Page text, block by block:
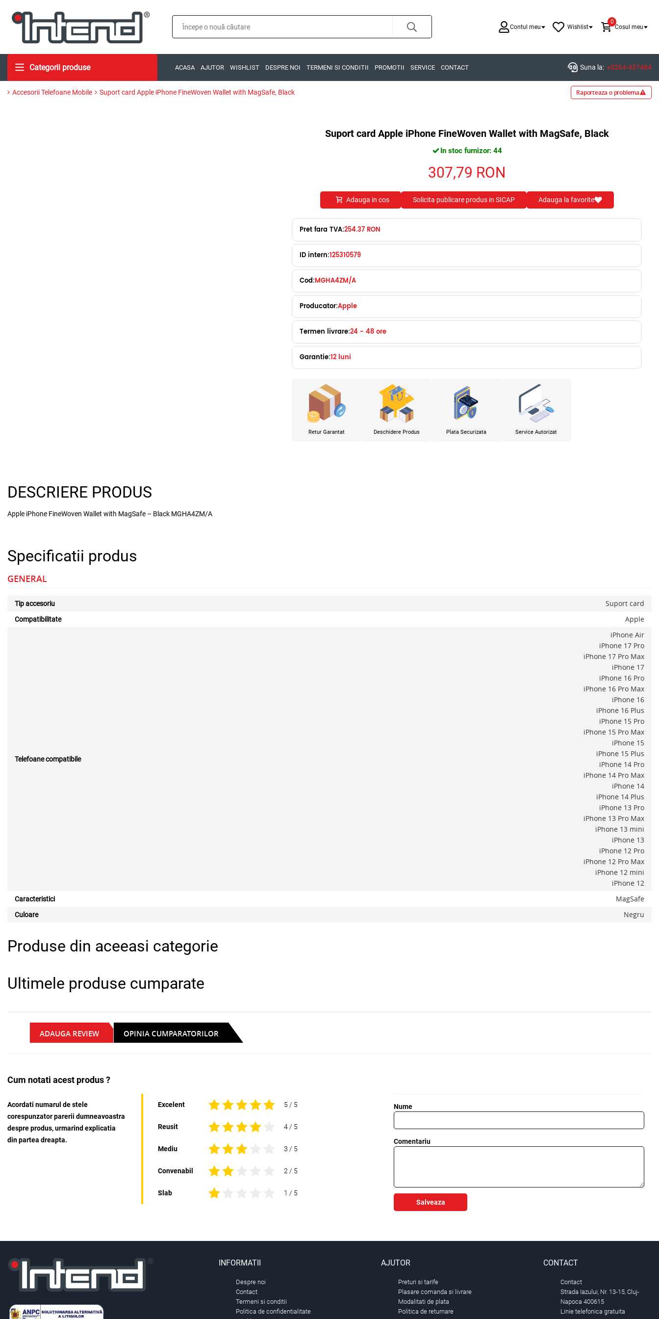
Contul meu Wishlist
0
Cosul meu
Categorii produse ACASA AJUTOR WISHLIST DESPRE NOI TERMENI SI CONDITII PROMOTII SERVICE CONTACT Suna la: +0264-437484
Accesorii Telefoane Mobile Suport card Apple iPhone FineWoven Wallet with MagSafe, Black Raporteaza o problema
Suport card Apple iPhone FineWoven Wallet with MagSafe, Black
In stoc furnizor: 44
307,79 RON
Adauga in cos Solicita publicare produs in SICAP Adauga la favorite
Pret fara TVA:254.37 RON
ID intern:125310579
Cod:MGHA4ZM/A
Producator:Apple
Termen livrare:24 - 48 ore
Garantie:12 luni
Retur Garantat Deschidere Produs Plata Securizata Service Autorizat
DESCRIERE PRODUS
Apple iPhone FineWoven Wallet with MagSafe – Black MGHA4ZM/A
Specificatii produs
GENERAL
Tip accesoriu Suport card
Compatibilitate Apple
Telefoane compatibile
iPhone Air
iPhone 17 Pro
iPhone 17 Pro Max
iPhone 17
iPhone 16 Pro
iPhone 16 Pro Max
iPhone 16
iPhone 16 Plus
iPhone 15 Pro
iPhone 15 Pro Max
iPhone 15
iPhone 15 Plus
iPhone 14 Pro
iPhone 14 Pro Max
iPhone 14
iPhone 14 Plus
iPhone 13 Pro
iPhone 13 Pro Max
iPhone 13 mini
iPhone 13
iPhone 12 Pro
iPhone 12 Pro Max
iPhone 12 mini
iPhone 12
Caracteristici MagSafe
Culoare Negru
Produse din aceeasi categorie
Ultimele produse cumparate
ADAUGA REVIEW OPINIA CUMPARATORILOR
Cum notati acest produs ?
Acordati numarul de stele
corespunzator parerii dumneavoastra
despre produs, urmarind explicatia
din partea dreapta.
Excelent 5 / 5
Reusit 4 / 5
Mediu 3 / 5
Convenabil 2 / 5
Slab 1 / 5
Nume
Comentariu
Salveaza
ADAUGA IN COS
INFORMATII
Despre noi
Contact
Termeni si conditii
Politica de confidentialitate
AJUTOR
Preturi si tarife
Plasare comanda si livrare
Modalitati de plata
Politica de returnare
CONTACT
Contact
Strada Iazului, Nr. 13-15, Cluj-
Napoca 400615
Linie telefonica gratuita